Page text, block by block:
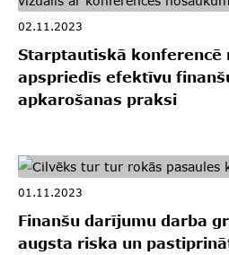
02.11.2023
Starptautiskā konferencē
apspriedīs efektīvu
apkarošanas praksi
01.11.2023
Finanšu darījumu darba
augsta riska un